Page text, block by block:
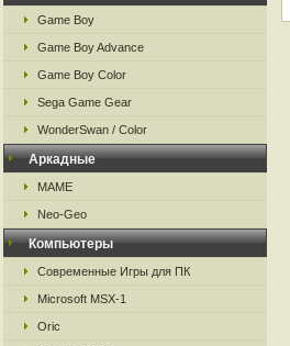
Game Boy
Game Boy Advance
Game Boy Color
Sega Game Gear
WonderSwan / Color
Аркадные
MAME
Neo-Geo
Компьютеры
Современные Игры для ПК
Microsoft MSX-1
Oric